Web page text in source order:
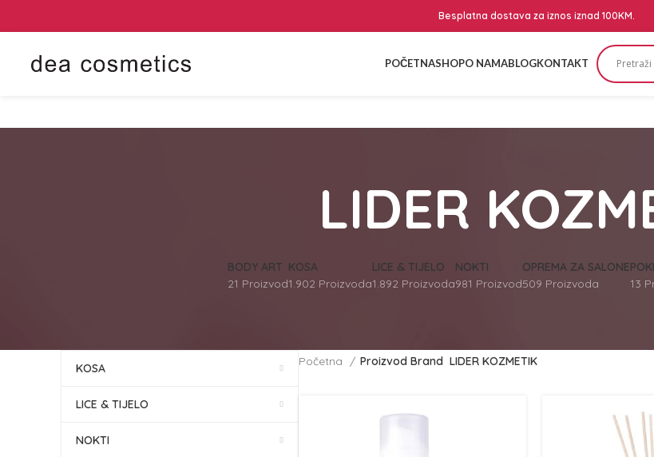
Besplatna dostava za iznos iznad 100KM.
POČETNASHOPO NAMABLOGKONTAKT
LIDER
BODY ART
21 Proizvod
KOSA
1.902 Proizvoda
LICE & TIJELO
1.892 Proizvoda
NOKTI
981 Proizvod
OPREMA ZA SALONE
509 Proizvoda
13
KOSA
LICE & TIJELO
NOKTI
Početna Proizvod Brand LIDER KOZMETIK